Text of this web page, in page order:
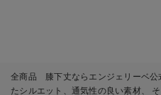
全商品 膝下丈ならエンジェリーベ公
たシルエット、通気性の良い素材、